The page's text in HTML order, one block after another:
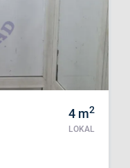
4 m2
LOKAL